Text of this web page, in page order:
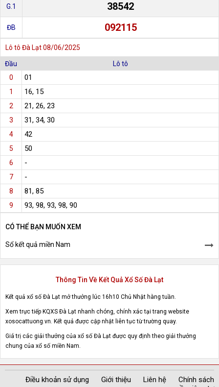
G.1 38542
ĐB 092115
Lô tô Đà Lạt 08/06/2025
Đầu
Lô tô
0
01
1 16, 15
2 21, 26, 23
3 31, 34, 30
4 42
5 50
6 -
7 -
8 81, 85
9 93, 98, 93, 98, 90
CÓ THỂ BẠN MUỐN XEM
Sổ kết quả miền Nam
Thông Tin Về Kết Quả Xổ Số Đà Lạt
Kết quả xổ số Đà Lạt mở thưởng lúc 16h10 Chủ Nhật hàng tuần.
Xem trực tiếp KQXS Đà Lạt nhanh chóng, chính xác tại trang website
xosocattuong.vn. Kết quả được cập nhật liên tục từ trường quay.
Giá trị các giải thưởng của xổ số Đà Lạt được quy định theo giải thưởng
chung của xổ số miền Nam.
Điều khoản sử dụng Giới thiệu Liên hệ
Chính sách